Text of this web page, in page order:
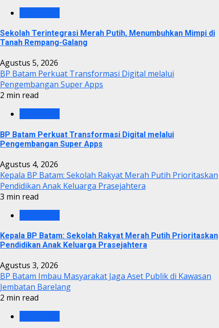
Sekolah Terintegrasi Merah Putih, Menumbuhkan Mimpi di
Tanah Rempang-Galang
Agustus 5, 2026
BP Batam Perkuat Transformasi Digital melalui
Pengembangan Super Apps
2 min read
BP Batam Perkuat Transformasi Digital melalui
Pengembangan Super Apps
Agustus 4, 2026
Kepala BP Batam: Sekolah Rakyat Merah Putih Prioritaskan
Pendidikan Anak Keluarga Prasejahtera
3 min read
Kepala BP Batam: Sekolah Rakyat Merah Putih Prioritaskan
Pendidikan Anak Keluarga Prasejahtera
Agustus 3, 2026
BP Batam Imbau Masyarakat Jaga Aset Publik di Kawasan
Jembatan Barelang
2 min read